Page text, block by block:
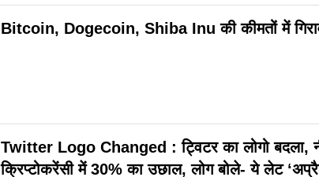
Bitcoin, Dogecoin, Shiba Inu की कीमतों में
Twitter Logo Changed : ट्विटर का लोगो बदला,
क्रिप्‍टोकरेंसी में 30% का उछाल, लोग बोले- ये लेट